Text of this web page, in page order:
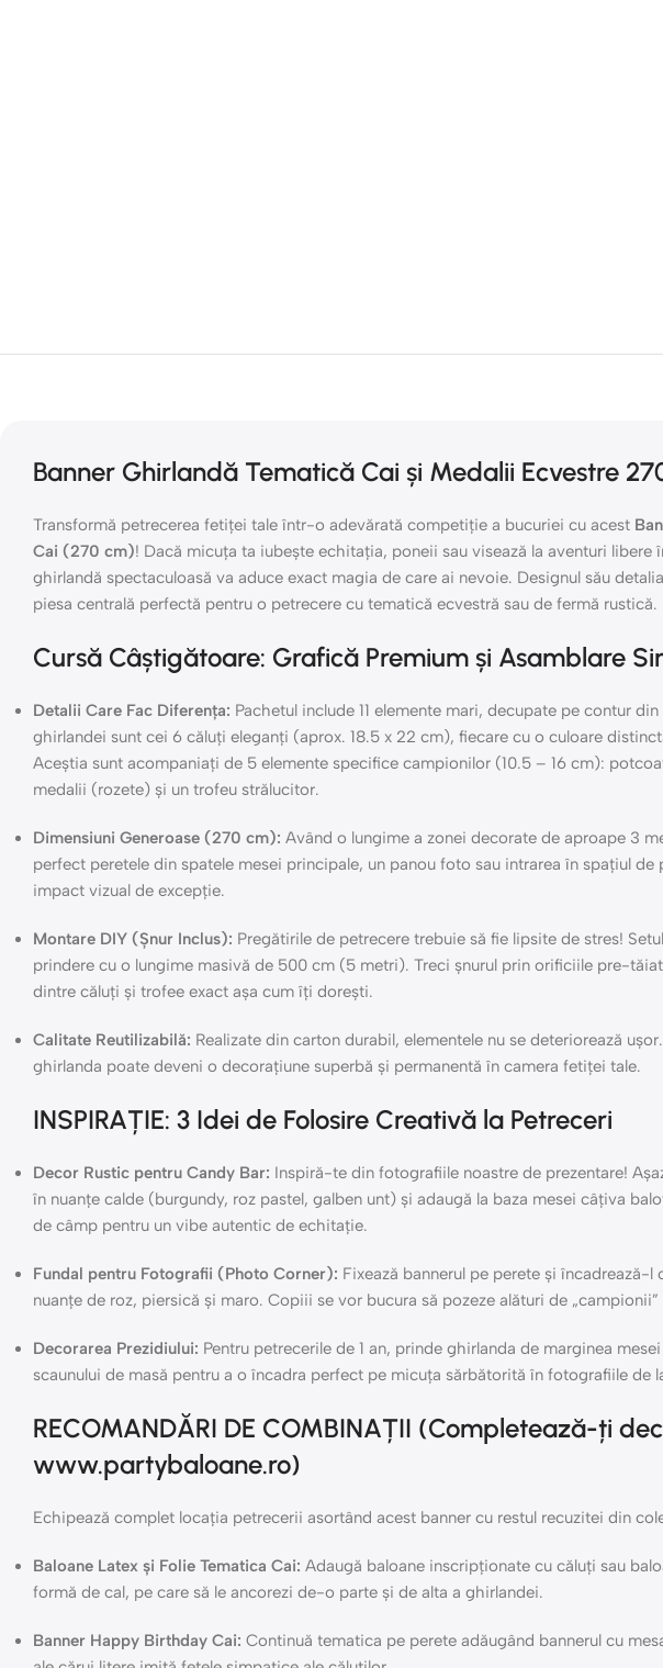
Banner Ghirlandă Tematică Cai și Medalii Ecvestre
Transformă petrecerea fetiței tale într-o adevărată competiție a bucuriei cu acest
Cai (270 cm)! Dacă micuța ta iubește echitația, poneii sau visează la aventuri libere
ghirlandă spectaculoasă va aduce exact magia de care ai nevoie. Designul său
piesa centrală perfectă pentru o petrecere cu tematică ecvestră sau de fermă rustică.
Cursă Câștigătoare: Grafică Premium și Asamblare
Detalii Care Fac Diferența: Pachetul include 11 elemente mari, decupate pe contur
ghirlandei sunt cei 6 căluți eleganți (aprox. 18.5 x 22 cm), fiecare cu o culoare
Aceștia sunt acompaniați de 5 elemente specifice campionilor (10.5 – 16 cm):
medalii (rozete) și un trofeu strălucitor.
Dimensiuni Generoase (270 cm): Având o lungime a zonei decorate de aproape 3
perfect peretele din spatele mesei principale, un panou foto sau intrarea în spațiul de
impact vizual de excepție.
Montare DIY (Șnur Inclus): Pregătirile de petrecere trebuie să fie lipsite de stres!
prindere cu o lungime masivă de 500 cm (5 metri). Treci șnurul prin orificiile pre-
dintre căluți și trofee exact așa cum îți dorești.
Calitate Reutilizabilă: Realizate din carton durabil, elementele nu se deteriorează
ghirlanda poate deveni o decorațiune superbă și permanentă în camera fetiței tale.
INSPIRAȚIE: 3 Idei de Folosire Creativă la Petreceri
Decor Rustic pentru Candy Bar: Inspiră-te din fotografiile noastre de prezentare!
în nuanțe calde (burgundy, roz pastel, galben unt) și adaugă la baza mesei câțiva
de câmp pentru un vibe autentic de echitație.
Fundal pentru Fotografii (Photo Corner): Fixează bannerul pe perete și încadrează-l
nuanțe de roz, piersică și maro. Copiii se vor bucura să pozeze alături de
Decorarea Prezidiului: Pentru petrecerile de 1 an, prinde ghirlanda de marginea
scaunului de masă pentru a o încadra perfect pe micuța sărbătorită în fotografiile de
RECOMANDĂRI DE COMBINAȚII (Completează-ți
www.partybaloane.ro)
Echipează complet locația petrecerii asortând acest banner cu restul recuzitei din
Baloane Latex și Folie Tematica Cai: Adaugă baloane inscripționate cu căluți sau
formă de cal, pe care să le ancorezi de-o parte și de alta a ghirlandei.
Banner Happy Birthday Cai: Continuă tematica pe perete adăugând bannerul cu